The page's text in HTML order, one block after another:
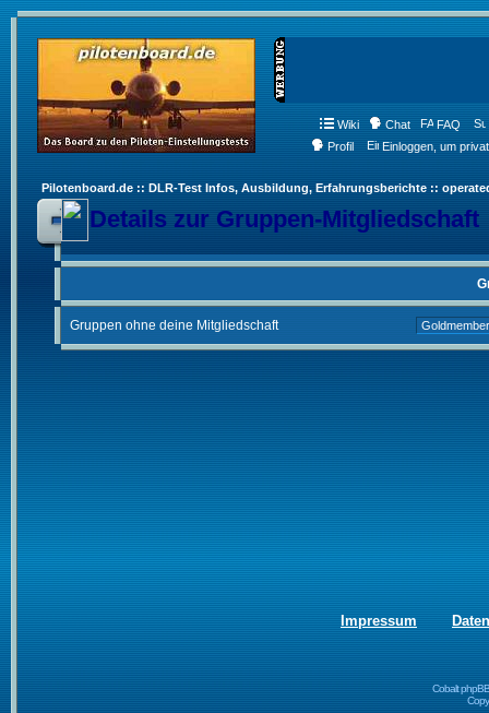
Wiki Chat FAQ
Profil
Einloggen, um
Pilotenboard.de :: DLR-Test Infos, Ausbildung, Erfahrungsberichte ::
Details zur Gruppen-Mitgliedschaft
Gruppen ohne deine Mitgliedschaft
Impressum
Cobalt